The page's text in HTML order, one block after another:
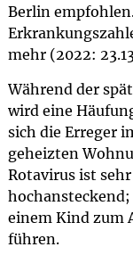
Berlin
mehr (2022:
Während der
wird eine
sich die Erreger
geheizten
Rotavirus ist
einem Kind zum
führen.